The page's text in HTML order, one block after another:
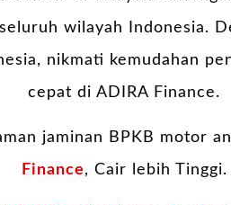
wilayah Indonesia.
nikmati kemudahan
cepat di ADIRA Finance.
jaminan BPKB motor
Finance, Cair lebih Tinggi.